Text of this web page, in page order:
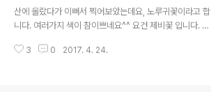
산에 올랐다가 이뻐서 찍어보았는데요, 노루귀꽃이라고 합
니다. 여러가지 색이 참이쁘네요^^ 요건 제비꽃 입니다. 제
랑제비꽃이네요. 요건 말굽버섯이랍니다.
3 0 2017. 4. 24.